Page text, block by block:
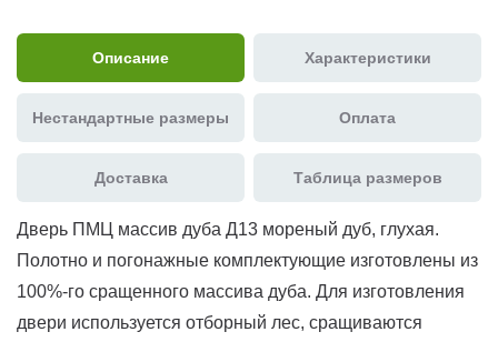
Описание Характеристики
Нестандартные размеры Оплата
Доставка Таблица размеров
Дверь ПМЦ массив дуба Д13 мореный дуб, глухая.
Полотно и погонажные комплектующие изготовлены из
100%-го сращенного массива дуба. Для изготовления
двери используется отборный лес, сращиваются